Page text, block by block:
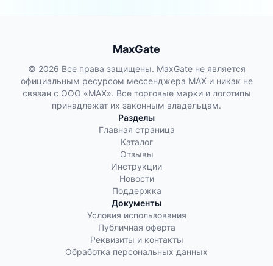
MaxGate
© 2026 Все права защищены. MaxGate не является
официальным ресурсом мессенджера MAX и никак не
связан с ООО «МАХ». Все торговые марки и логотипы
принадлежат их законным владельцам.
Разделы
Главная страница
Каталог
Отзывы
Инструкции
Новости
Поддержка
Документы
Условия использования
Публичная оферта
Реквизиты и контакты
Обработка персональных данных